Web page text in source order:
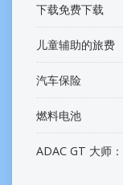
下载免费下载
儿童辅助的旅费
汽车保险
燃料电池
ADAC GT 大师